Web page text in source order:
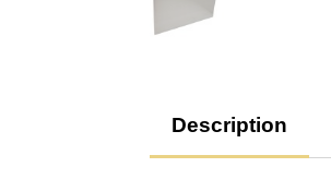
Description